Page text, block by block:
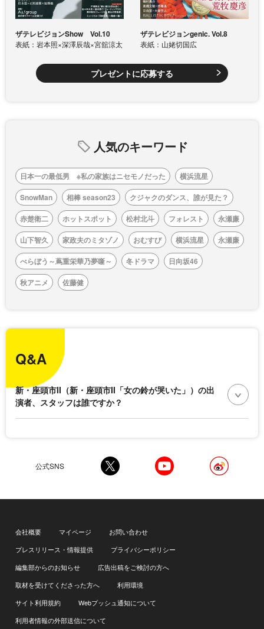
ザテレビジョンShow Vol.10
表紙：岩本照×深澤辰哉×宮舘涼太
ザテレビジョンgenic. Vol.8
表紙：山姥切国広
プレゼントに応募する
人気のキーワード
日本一の最低男 ※私の家族はニセモノだった
横浜流星
SnowMan
相棒 season23
クジャクのダンス、誰が見た？
赤楚衛二
ホットスポット 松村北斗 フォレスト
永瀬廉
山下智久
家政夫のミタゾノ おむすび 横浜流星
永瀬廉
べらぼう～蔦重栄華乃夢噺～
冬ドラマ
日向坂46
秋アニメ
佐藤健
Q&A
新・座頭市II（新・座頭市II「女の鈴が哭いた」）の出
演者、スタッフは誰ですか？
公式SNS
会社概要 マイページ
お問い合わせ
プレスリリース・情報提供
プライバシーポリシー
編集部からのお知らせ
広告出稿をご検討の方へ
取材を受けてくださった方へ
利用環境
サイト利用規約
Webプッシュ通知について
利用者情報の外部送信について